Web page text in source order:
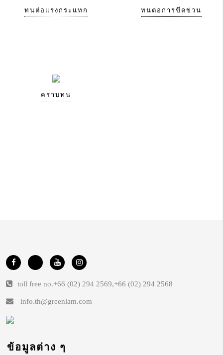
ทนต่อแรงกระแทก ทนต่อการขีดข่วน
คราบทน
toll free no.+66 (02) 294 2569,+66 (02) 294 2568
info.th@greenlam.com
ข้อมูลต่าง ๆ